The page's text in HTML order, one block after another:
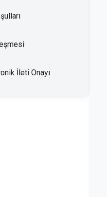
İleti Onayı